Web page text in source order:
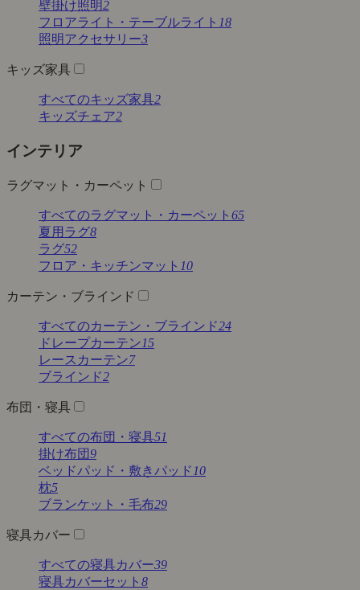
壁掛け照明2
フロアライト・テーブルライト 18
照明アクセサリー3
キッズ家具
すべてのキッズ家具2
キッズチェア2
インテリア
ラグマット・カーペット
すべてのラグマット・カーペット 65
夏用ラグ8
ラグ52
フロア・キッチンマット 10
カーテン・ブラインド
すべてのカーテン・ブラインド24
ドレープカーテン15
レースカーテン7
ブラインド2
布団・寝具
すべての布団・寝具51
掛け布団9
ベッドパッド・敷きパッド 10
枕5
ブランケット・毛布29
寝具カバー
すべての寝具カバー39
寝具カバーセット 8